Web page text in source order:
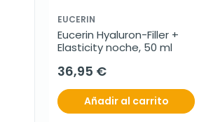
EUCERIN
Eucerin Hyaluron-Filler +
Elasticity noche, 50 ml
36,95 €
Añadir al carrito